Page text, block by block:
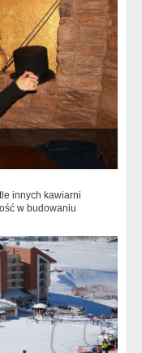
innych kawiarni
w budowaniu